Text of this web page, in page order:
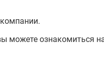
можете ознакомиться